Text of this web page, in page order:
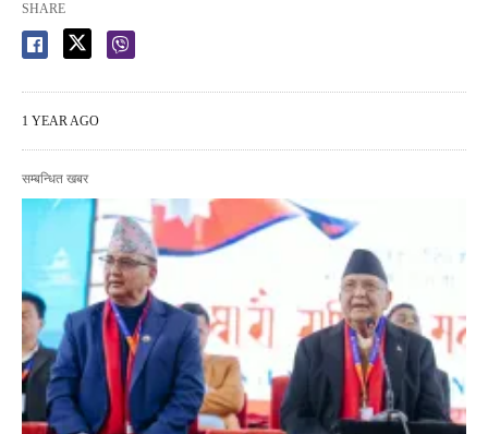
SHARE
1 YEAR AGO
सम्बन्धित खबर